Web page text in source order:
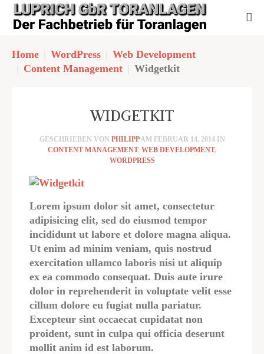
Home WordPress
Web Development
Content Management
Widgetkit
WIDGETKIT
GESCHRIEBEN VON PHILIPPAM FEBRUAR 14, 2014IN
CONTENT MANAGEMENT, WEB DEVELOPMENT,
WORDPRESS
Lorem ipsum dolor sit amet, consectetur
adipisicing elit, sed do eiusmod tempor
incididunt ut labore et dolore magna aliqua.
Ut enim ad minim veniam, quis nostrud
exercitation ullamco laboris nisi ut aliquip
ex ea commodo consequat. Duis aute irure
dolor in reprehenderit in voluptate velit esse
cillum dolore eu fugiat nulla pariatur.
Excepteur sint occaecat cupidatat non
proident, sunt in culpa qui officia deserunt
mollit anim id est laborum.